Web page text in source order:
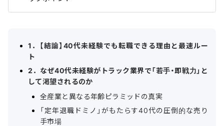
1．【結論】40代未経験でも転職できる理由と最速ルー
ト
2．なぜ40代未経験がトラック業界で「若手・即戦力」と
して渇望されるのか
全産業と異なる年齢ピラミッドの真実
「定年退職ドミノ」がもたらす40代の圧倒的な売り
手市場